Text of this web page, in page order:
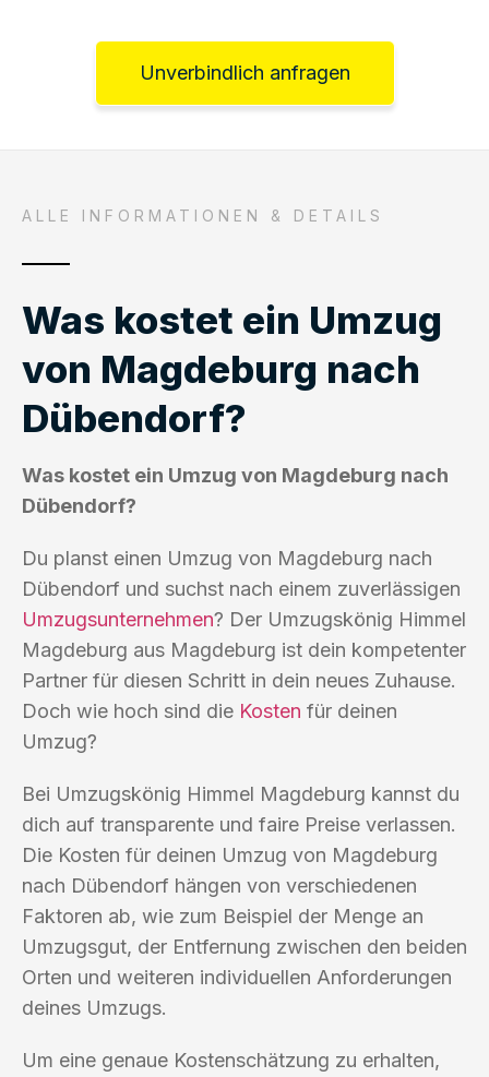
Unverbindlich anfragen
ALLE INFORMATIONEN & DETAILS
Was kostet ein Umzug
von Magdeburg nach
Dübendorf?
Was kostet ein Umzug von Magdeburg nach
Dübendorf?
Du planst einen Umzug von Magdeburg nach
Dübendorf und suchst nach einem zuverlässigen
Umzugsunternehmen? Der Umzugskönig Himmel
Magdeburg aus Magdeburg ist dein kompetenter
Partner für diesen Schritt in dein neues Zuhause.
Doch wie hoch sind die Kosten für deinen
Umzug?
Bei Umzugskönig Himmel Magdeburg kannst du
dich auf transparente und faire Preise verlassen.
Die Kosten für deinen Umzug von Magdeburg
nach Dübendorf hängen von verschiedenen
Faktoren ab, wie zum Beispiel der Menge an
Umzugsgut, der Entfernung zwischen den beiden
Orten und weiteren individuellen Anforderungen
deines Umzugs.
Um eine genaue Kostenschätzung zu erhalten,